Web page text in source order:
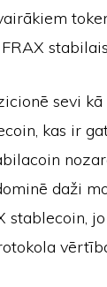
sevi kā
kas ir
daži
stablecoin,